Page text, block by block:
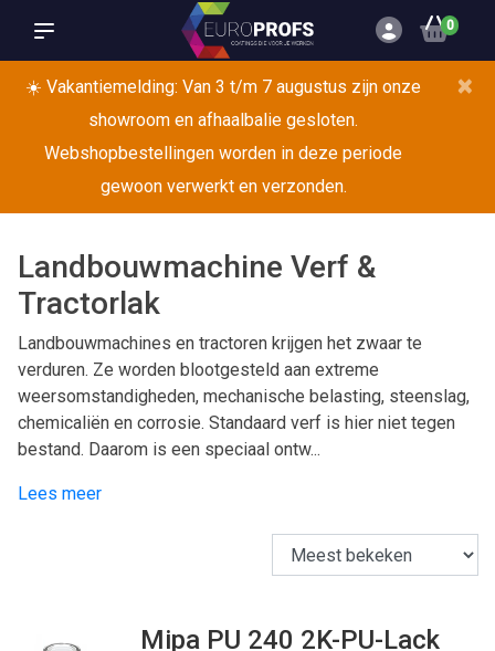
0
☀️ Vakantiemelding: Van 3 t/m 7 augustus zijn onze
showroom en afhaalbalie gesloten.
Webshopbestellingen worden in deze periode
gewoon verwerkt en verzonden.
×
Landbouwmachine Verf &
Tractorlak
Landbouwmachines en tractoren krijgen het zwaar te
verduren. Ze worden blootgesteld aan extreme
weersomstandigheden, mechanische belasting, steenslag,
chemicaliën en corrosie. Standaard verf is hier niet tegen
bestand. Daarom is een speciaal ontw...
Lees meer
Mipa PU 240 2K-PU-Lack